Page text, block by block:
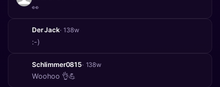
👀
Der Jack· 138w
:-)
Schlimmer0815· 138w
Woohoo 👌💪